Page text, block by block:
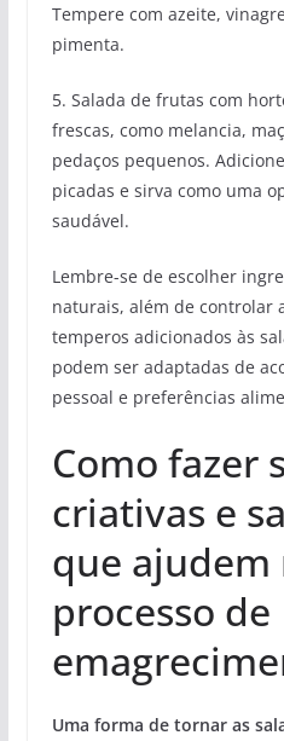
Tempere com azeite,
pimenta.
5. Salada de frutas com
frescas, como melancia,
pedaços pequenos.
picadas e sirva como uma
saudável.
Lembre-se de escolher
naturais, além de controlar
temperos adicionados às
podem ser adaptadas de
pessoal e preferências
Como fazer
criativas e
que ajudem
processo de
Uma forma de tornar as